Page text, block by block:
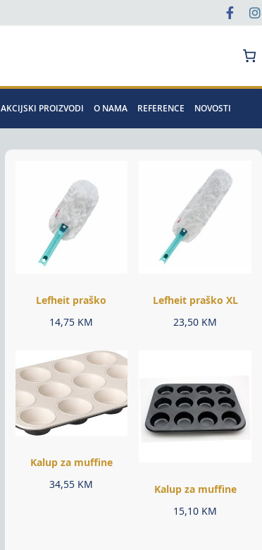
AKCIJSKI PROIZVODI O NAMA REFERENCE NOVOSTI
Lefheit praško
14,75 KM
Lefheit praško XL
23,50 KM
Kalup za muffine
34,55 KM
Kalup za muffine
15,10 KM